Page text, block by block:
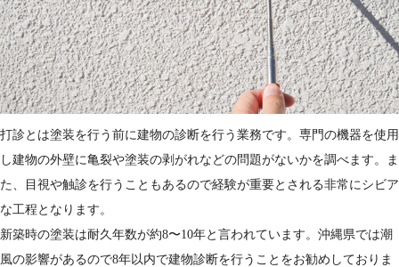
打診とは塗装を行う前に建物の診断を行う業務です。専門の機器を使用
し建物の外壁に亀裂や塗装の剥がれなどの問題がないかを調べます。ま
た、目視や触診を行うこともあるので経験が重要とされる非常にシビア
な工程となります。
新築時の塗装は耐久年数が約8〜10年と言われています。沖縄県では潮
風の影響があるので8年以内で建物診断を行うことをお勧めしておりま